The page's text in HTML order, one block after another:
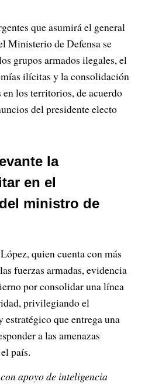
que asumirá el general
Ministerio de Defensa se
grupos armados ilegales, el
ilícitas y la consolidación
los territorios, de acuerdo
del presidente electo
la
en el
ministro de
quien cuenta con más
fuerzas armadas, evidencia
por consolidar una línea
privilegiando el
que entrega una
a las amenazas
país.
apoyo de inteligencia